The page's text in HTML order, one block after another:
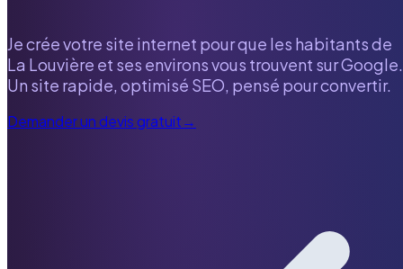
Je crée votre site internet pour que les habitants de
La Louvière et ses environs vous trouvent sur Google.
Un site rapide, optimisé SEO, pensé pour convertir.
Demander un devis gratuit→